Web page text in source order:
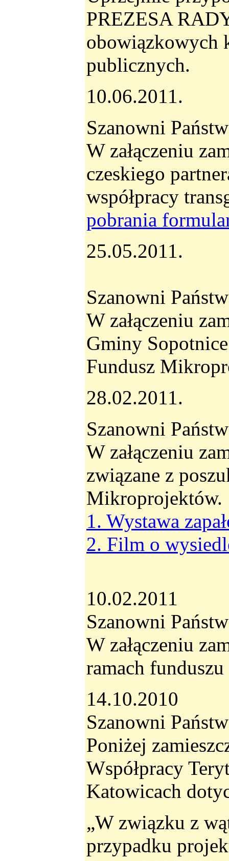
PREZESA
obowiązkowych
publicznych.
10.06.2011.
Szanowni
W załączeniu
czeskiego
współpracy
pobrania
25.05.2011.
Szanowni
W załączeniu
Gminy
Fundusz
28.02.2011.
Szanowni
W załączeniu
związane z
Mikroprojektów.
1. Wystawa
2. Film o
10.02.2011
Szanowni
W załączeniu
ramach
14.10.2010
Szanowni
Poniżej
Współpracy
Katowicach
„W związku z
przypadku